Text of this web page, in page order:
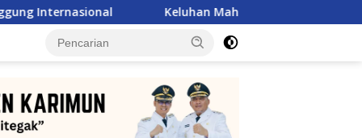
Keluhan Mahasiswa Alor Langsung Dijawab Mentan